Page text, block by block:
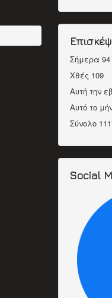
Σήμερα 94
Χθές 109
Αυτή την
Αυτό το
Σύνολο
Social